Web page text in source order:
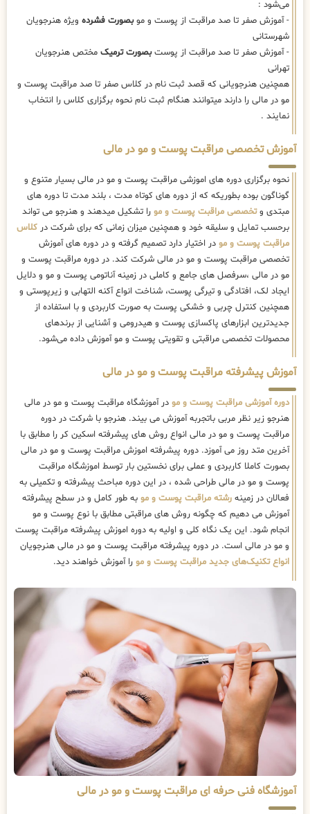
می‌شود :
- آموزش صفر تا صد مراقبت از پوست و موبصورت فشرده ویژه هنرجویان
شهرستانی
- آموزش صفر تا صد مراقبت از پوستبصورت ترمیک مختص هنرجویان
تهرانی
همچنین هنرجویانی که قصد ثبت نام در کلاس صفر تا صد مراقبت پوست و
مو در مالی را دارند میتوانند هنگام ثبت نام نحوه برگزاری کلاس را انتخاب
نمایند .
آموزش تخصصی مراقبت پوست و مو در مالی
نحوه برگزاری دوره های اموزشی مراقبت پوست و مو در مالی بسیار متنوع و
گوناگون بوده بطوریکه که از دوره های کوتاه مدت ، بلند مدت تا دوره های
مبتدی وتخصصی مراقبت پوست و مو را تشکیل میدهند و هنرجو می تواند
برحسب تمایل و سلیقه خود و همچنین میزان زمانی که برای شرکت در کلاس
مراقبت پوست و مو در اختیار دارد تصمیم گرفته و در دوره های آموزش
تخصصی مراقبت پوست و مو در مالی شرکت کند. در دوره مراقبت پوست و
مو در مالی ،سرفصل های جامع و کاملی در زمینه آناتومی پوست و مو و دلایل
ایجاد لک، افتادگی و تیرگی پوست، شناخت انواع آکنه التهابی و زیرپوستی و
همچنین کنترل چربی و خشکی پوست به صورت کاربردی و با استفاده از
جدیدترین ابزارهای پاکسازی پوست و هیدرومی و آشنایی از برندهای
محصولات تخصصی مراقبتی و تقویتی پوست و مو آموزش داده می‌شود.
آموزش پیشرفته مراقبت پوست و مو در مالی
دوره آموزشی مراقبت پوست و مو در آموزشگاه مراقبت پوست و مو در مالی
هنرجو زیر نظر مربی باتجربه آموزش می بیند. هنرجو با شرکت در دوره
مراقبت پوست و مو در مالی انواع روش های پیشرفته اسکین کر را مطابق با
آخرین متد روز می آموزد. دوره پیشرفته اموزش مراقبت پوست و مو در مالی
بصورت کاملا کاربردی و عملی برای نخستین بار توسط اموزشگاه مراقبت
پوست و مو در مالی طراحی شده ، در این دوره مباحث پیشرفته و تکمیلی به
فعالان در زمینه رشته مراقبت پوست و مو به طور کامل و در سطح پیشرفته
آموزش می دهیم که چگونه روش های مراقبتی مطابق با نوع پوست و مو
انجام شود. این یک نگاه کلی و اولیه به دوره اموزش پیشرفته مراقبت پوست
و مو در مالی است. در دوره پیشرفته مراقبت پوست و مو در مالی هنرجویان
انواع تکنیک‌های جدید مراقبت پوست و مو را آموزش خواهند دید.
آموزشگاه فنی حرفه ای مراقبت پوست و مو در مالی